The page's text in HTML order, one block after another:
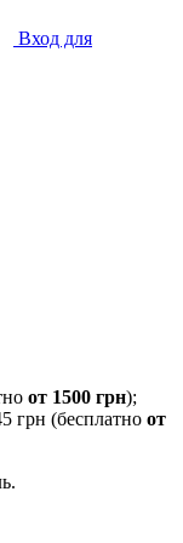
Вход для
от 1500 грн);
грн (бесплатно от